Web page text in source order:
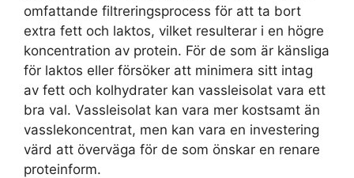
omfattande filtreringsprocess för att ta bort
extra fett och laktos, vilket resulterar i en högre
koncentration av protein. För de som är känsliga
för laktos eller försöker att minimera sitt intag
av fett och kolhydrater kan vassleisolat vara ett
bra val. Vassleisolat kan vara mer kostsamt än
vasslekoncentrat, men kan vara en investering
värd att överväga för de som önskar en renare
proteinform.